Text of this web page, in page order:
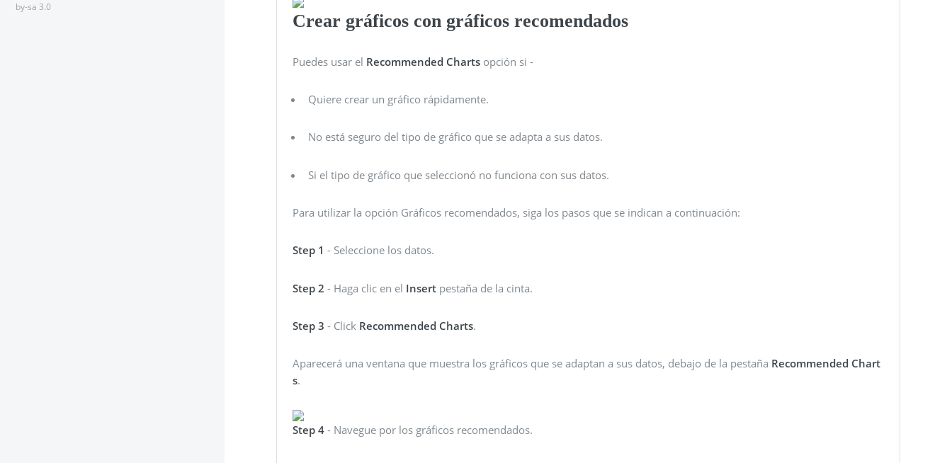
Crear gráficos con gráficos recomendados
Puedes usar el Recommended Charts opción si -
Quiere crear un gráfico rápidamente.
No está seguro del tipo de gráfico que se adapta a sus datos.
Si el tipo de gráfico que seleccionó no funciona con sus datos.
Para utilizar la opción Gráficos recomendados, siga los pasos que se indican a continuación:
Step 1 - Seleccione los datos.
Step 2 - Haga clic en el Insert pestaña de la cinta.
Step 3 - Click Recommended Charts.
Aparecerá una ventana que muestra los gráficos que se adaptan a sus datos, debajo de la pestaña Recommended Chart
s.
Step 4 - Navegue por los gráficos recomendados.
by-sa 3.0